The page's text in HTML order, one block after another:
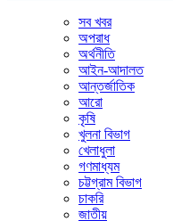
সব খবর
অপরাধ
অর্থনীতি
আইন-আদালত
আন্তর্জাতিক
আরো
কৃষি
খুলনা বিভাগ
খেলাধুলা
গণমাধ্যম
চট্টগ্রাম বিভাগ
চাকরি
জাতীয়